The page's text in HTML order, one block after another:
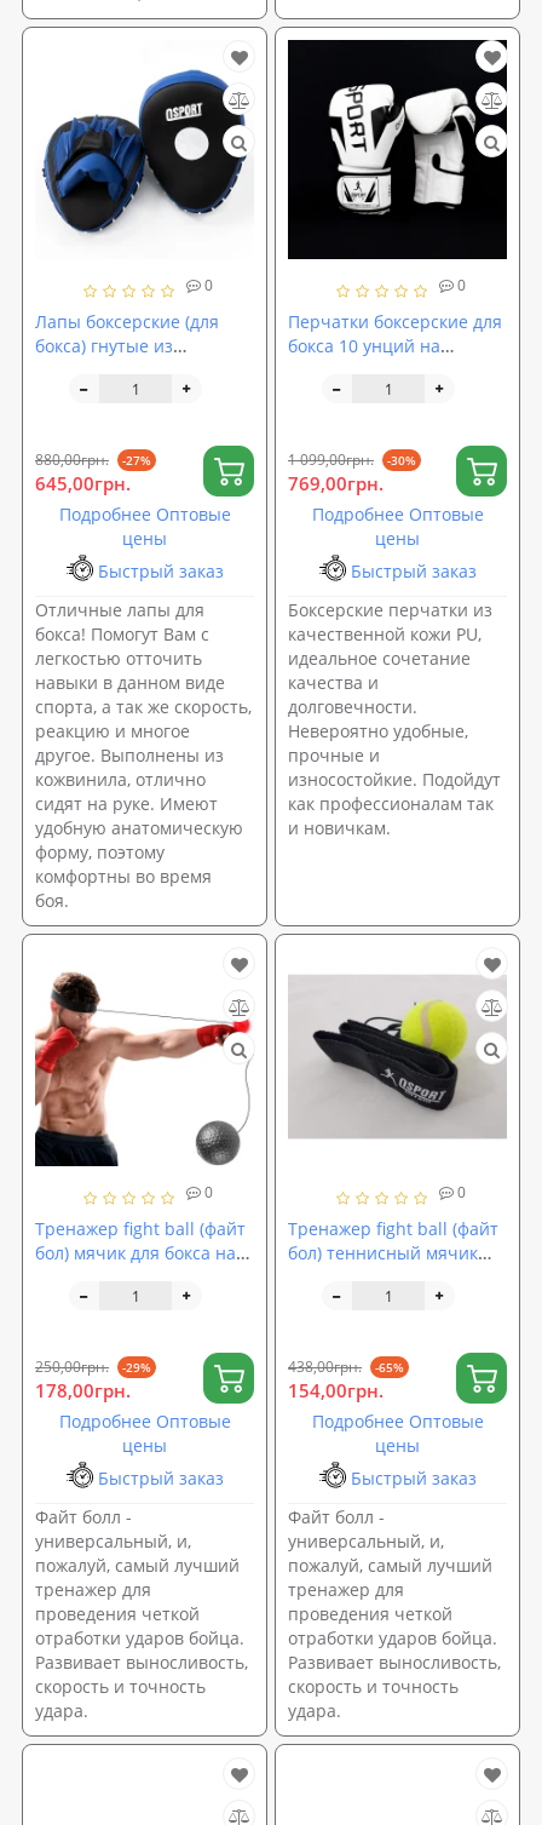
0
Лапы боксерские (для
бокса) гнутые из
(FI-0123)
880,00грн. -27%
645,00грн.
Подробнее Оптовые
цены
Быстрый заказ
Отличные лапы для
бокса! Помогут Вам с
легкостью отточить
навыки в данном виде
спорта, а так же скорость,
реакцию и многое
другое. Выполнены из
кожвинила, отлично
сидят на руке. Имеют
удобную анатомическую
форму, поэтому
комфортны во время
боя.
0
Перчатки боксерские для
бокса 10 унций на
(bx-0097)
1 099,00грн. -30%
769,00грн.
Подробнее Оптовые
цены
Быстрый заказ
Боксерские перчатки из
качественной кожи PU,
идеальное сочетание
качества и
долговечности.
Невероятно удобные,
прочные и
износостойкие. Подойдут
как профессионалам так
и новичкам.
0
Тренажер fight ball (файт
бол) мячик для бокса на
(OF-0007)
250,00грн. -29%
178,00грн.
Подробнее Оптовые
цены
Быстрый заказ
Файт болл -
универсальный, и,
пожалуй, самый лучший
тренажер для
проведения четкой
отработки ударов бойца.
Развивает выносливость,
скорость и точность
удара.
0
Тренажер fight ball (файт
бол) теннисный мячик
OSPORT Light (fl-0132)
438,00грн. -65%
154,00грн.
Подробнее Оптовые
цены
Быстрый заказ
Файт болл -
универсальный, и,
пожалуй, самый лучший
тренажер для
проведения четкой
отработки ударов бойца.
Развивает выносливость,
скорость и точность
удара.